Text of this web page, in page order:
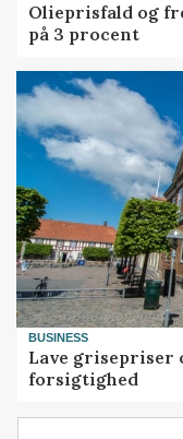
Olieprisfald og
på 3 procent
BUSINESS
Lave grisepriser
forsigtighed